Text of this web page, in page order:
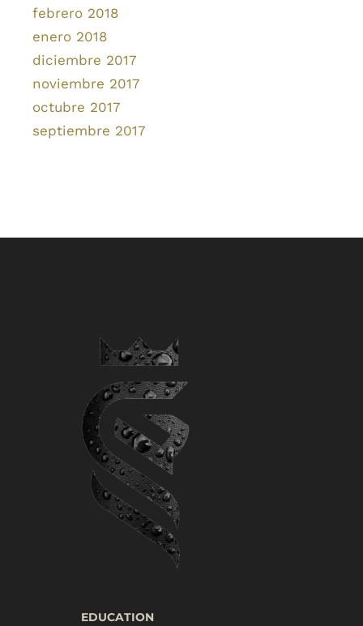
febrero 2018
enero 2018
diciembre 2017
noviembre 2017
octubre 2017
septiembre 2017
EDUCATION